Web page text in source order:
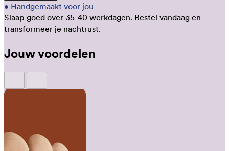
• Handgemaakt voor jou
Slaap goed over 35-40 werkdagen. Bestel vandaag en
transformeer je nachtrust.
Jouw voordelen